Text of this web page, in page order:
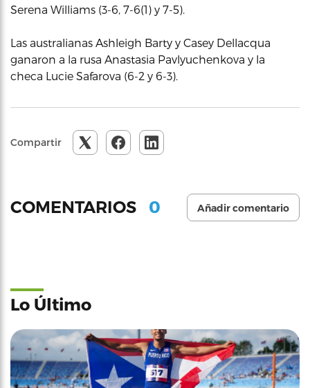
Serena Williams (3-6, 7-6(1) y 7-5).
Las australianas Ashleigh Barty y Casey Dellacqua
ganaron a la rusa Anastasia Pavlyuchenkova y la
checa Lucie Safarova (6-2 y 6-3).
Compartir
COMENTARIOS 0 Añadir comentario
Lo Último